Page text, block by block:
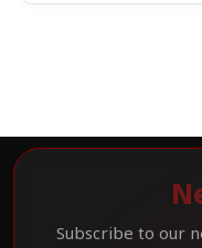
Subscribe to our